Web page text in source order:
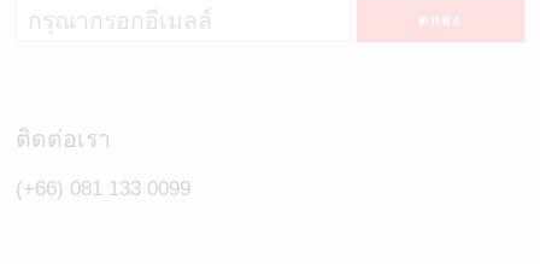
ติดต่อเรา
(+66) 081 133 0099